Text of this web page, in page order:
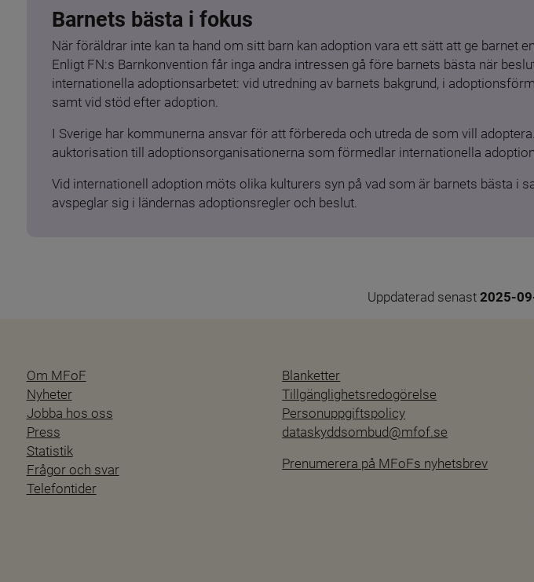
Barnets bästa i fokus
När föräldrar inte kan ta hand om sitt barn kan adoption vara ett sätt att ge barnet
Enligt FN:s Barnkonvention får inga andra intressen gå före barnets bästa när
internationella adoptionsarbetet: vid utredning av barnets bakgrund, i
samt vid stöd efter adoption.
I Sverige har kommunerna ansvar för att förbereda och utreda de som vill
auktorisation till adoptionsorganisationerna som förmedlar internationella
Vid internationell adoption möts olika kulturers syn på vad som är barnets bästa i
avspeglar sig i ländernas adoptionsregler och beslut.
Uppdaterad senast 2025-
Om MFoF
Nyheter
Jobba hos oss
Press
Statistik
Frågor och svar
Telefontider
Blanketter
Tillgänglighetsredogörelse
Personuppgiftspolicy
dataskyddsombud@mfof.se
Prenumerera på MFoFs nyhetsbrev